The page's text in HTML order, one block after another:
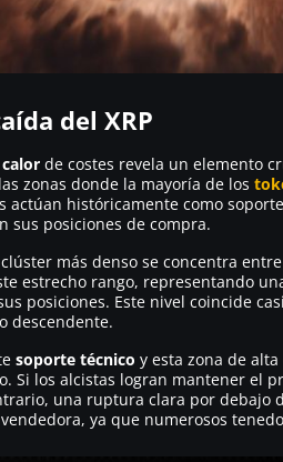
del XRP
de costes revela un elemento
zonas donde la mayoría de los
actúan históricamente como
sus posiciones de compra.
más denso se concentra entre
estrecho rango, representando
posiciones. Este nivel coincide
descendente.
soporte técnico y esta zona de
Si los alcistas logran mantener el
una ruptura clara por debajo
ya que numerosos